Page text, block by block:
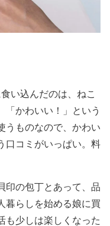
い込んだのは、ねこ
「かわいい！」という
うものなので、かわい
口コミがいっぱい。料
印の包丁とあって、品
暮らしを始める娘に買
も少しは楽しくなった